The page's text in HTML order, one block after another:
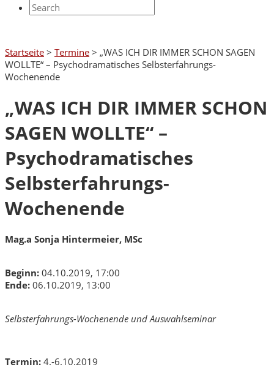
Startseite > Termine > „WAS ICH DIR IMMER SCHON SAGEN
WOLLTE“ – Psychodramatisches Selbsterfahrungs-
Wochenende
„WAS ICH DIR IMMER SCHON
SAGEN WOLLTE“ –
Psychodramatisches
Selbsterfahrungs-
Wochenende
Mag.a Sonja Hintermeier, MSc
Beginn: 04.10.2019, 17:00
Ende: 06.10.2019, 13:00
Selbsterfahrungs-Wochenende und Auswahlseminar
Termin: 4.-6.10.2019